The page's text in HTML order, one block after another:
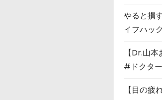
やると損
イフハッ
【Dr.山
#ドクタ
【目の